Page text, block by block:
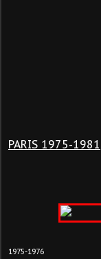
PARIS 1975-1981
1975-1976